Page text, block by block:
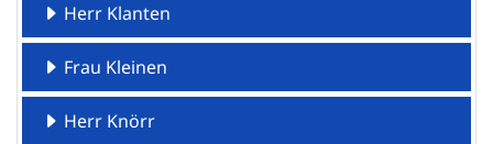
Herr Klanten
Frau Kleinen
Herr Knörr